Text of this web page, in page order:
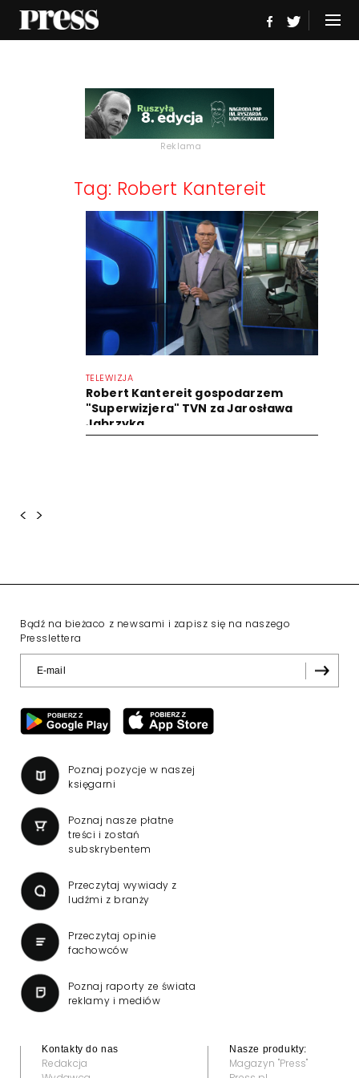
Reklama
Tag: Robert Kantereit
TELEWIZJA
Robert Kantereit gospodarzem
"Superwizjera" TVN za Jarosława
Jabrzyka
< >
Bądź na bieżaco z newsami i zapisz się na naszego
Presslettera
Poznaj pozycje w naszej
księgarni
Poznaj nasze płatne
treści i zostań
subskrybentem
Przeczytaj wywiady z
ludźmi z branży
Przeczytaj opinie
fachowców
Poznaj raporty ze świata
reklamy i mediów
Kontakty do nas
Redakcja
Nasze produkty:
Magazyn "Press"